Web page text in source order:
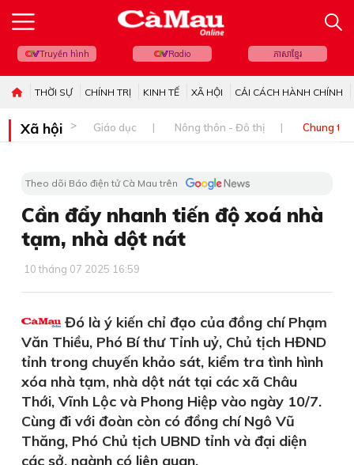
Truyền hình Radio ភាសាខ្មែរ
THỜI SỰ CHÍNH TRỊ KINH TẾ XÃ HỘI CẢI CÁCH HÀNH CHÍNH
Xã hội Giáo dục Nông thôn - Đô thị Chung
Theo dõi Báo điện tử Cà Mau trên
Cần đẩy nhanh tiến độ xoá nhà
tạm, nhà dột nát
10 tháng 07 2025 16:59
Đó là ý kiến chỉ đạo của đồng chí Phạm
Văn Thiều, Phó Bí thư Tỉnh uỷ, Chủ tịch HĐND
tỉnh trong chuyến khảo sát, kiểm tra tình hình
xóa nhà tạm, nhà dột nát tại các xã Châu
Thới, Vĩnh Lộc và Phong Hiệp vào ngày 10/7.
Cùng đi với đoàn còn có đồng chí Ngô Vũ
Thăng, Phó Chủ tịch UBND tỉnh và đại diện
các sở, ngành có liên quan.